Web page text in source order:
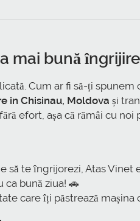
mai bună
Cum ar fi să-ți
in Chisinau, Moldova și
efort, așa că rămâi cu noi
să te îngrijorezi, Atas
bună ziua! 🚗
care îți păstrează mașina